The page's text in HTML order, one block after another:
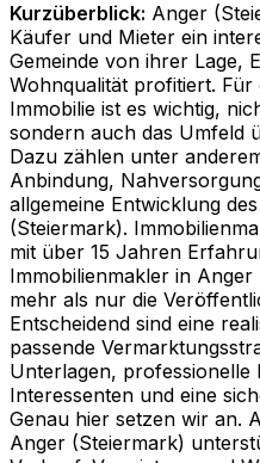
Kurzüberblick: Anger
Käufer und Mieter ein
Gemeinde von ihrer Lage,
Wohnqualität profitiert.
Immobilie ist es wichtig,
sondern auch das Umfeld
Dazu zählen unter
Anbindung,
allgemeine Entwicklung
(Steiermark).
mit über 15 Jahren
Immobilienmakler in
mehr als nur die
Entscheidend sind eine
passende
Unterlagen, professionelle
Interessenten und eine
Genau hier setzen wir an.
Anger (Steiermark)